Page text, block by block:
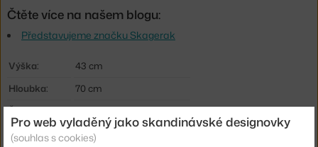
Čtěte více na našem blogu:
Představujeme značku Skagerak
Výška:
43 cm
Hloubka:
70 cm
Šířka:
75,5 cm
Barva:
světlé dřevo, žlutá
Pro web vyladěný jako skandinávské designovky
(souhlas s cookies)